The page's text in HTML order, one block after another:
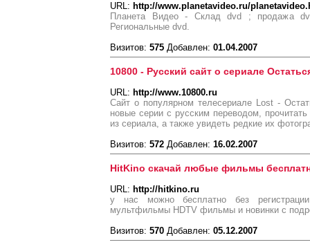
URL: http://www.planetavideo.ru/
Планета Видео - Cклад dvd ; продажа
Региональные dvd.
Визитов: 575 Добавлен: 01.04.2007
10800 - Русский сайт о сериале
URL: http://www.10800.ru
Сайт о популярном телесериале Lost -
новые серии с русским переводом,
из сериала, а также увидеть редкие их
Визитов: 572 Добавлен: 16.02.2007
HitKino скачай любые фильмы
URL: http://hitkino.ru
у нас можно бесплатно без
мультфильмы HDTV фильмы и новинки с
Визитов: 570 Добавлен: 05.12.2007